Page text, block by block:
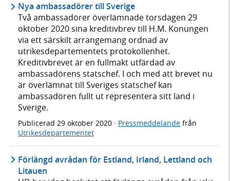
Nya ambassadörer till Sverige
Två ambassadörer överlämnade torsdagen 29
oktober 2020 sina kreditivbrev till H.M. Konungen
via ett särskilt arrangemang ordnad av
utrikesdepartementets protokollenhet.
Kreditivbrevet är en fullmakt utfärdad av
ambassadörens statschef. I och med att brevet nu
är överlämnat till Sveriges statschef kan
ambassadören fullt ut representera sitt land i
Sverige.
Publicerad 29 oktober 2020 · Pressmeddelande från
Utrikesdepartementet
Förlängd avrådan för Estland, Irland, Lettland och
Litauen